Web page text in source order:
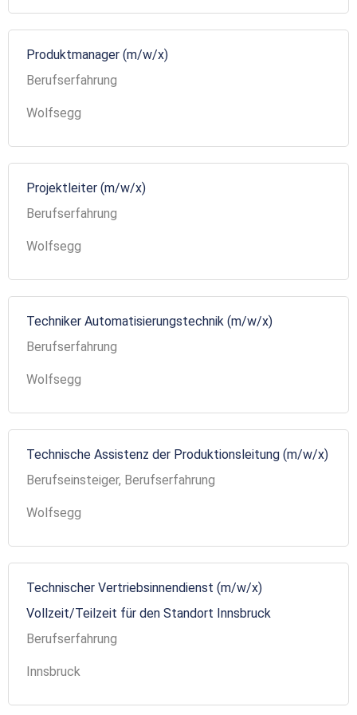
Produktmanager (m/w/x)
Berufserfahrung
Wolfsegg
Projektleiter (m/w/x)
Berufserfahrung
Wolfsegg
Techniker Automatisierungstechnik (m/w/x)
Berufserfahrung
Wolfsegg
Technische Assistenz der Produktionsleitung (m/w/x)
Berufseinsteiger, Berufserfahrung
Wolfsegg
Technischer Vertriebsinnendienst (m/w/x)
Vollzeit/Teilzeit für den Standort Innsbruck
Berufserfahrung
Innsbruck